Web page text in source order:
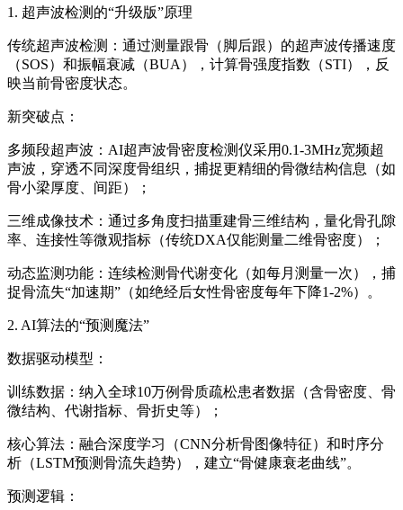
1. 超声波检测的“升级版”原理
传统超声波检测：通过测量跟骨（脚后跟）的超声波传播速度
（SOS）和振幅衰减（BUA），计算骨强度指数（STI），反
映当前骨密度状态。
新突破点：
多频段超声波： AI超声波骨密度检测仪采用0.1-3MHz宽频超
声波，穿透不同深度骨组织，捕捉更精细的骨微结构信息（如
骨小梁厚度、间距）；
三维成像技术：通过多角度扫描重建骨三维结构，量化骨孔隙
率、连接性等微观指标（传统DXA仅能测量二维骨密度）；
动态监测功能：连续检测骨代谢变化（如每月测量一次），捕
捉骨流失“加速期”（如绝经后女性骨密度每年下降1-2%）。
2. AI算法的“预测魔法”
数据驱动模型：
训练数据：纳入全球10万例骨质疏松患者数据（含骨密度、骨
微结构、代谢指标、骨折史等）；
核心算法：融合深度学习（CNN分析骨图像特征）和时序分
析（LSTM预测骨流失趋势），建立“骨健康衰老曲线”。
预测逻辑：